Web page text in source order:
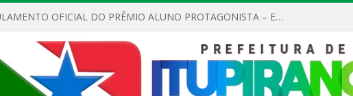
REGULAMENTO OFICIAL DO PRÊMIO ALUNO PROTAGONISTA – EDIÇÃO 2026